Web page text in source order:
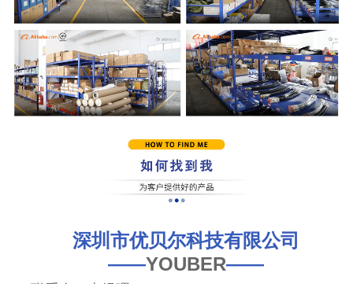
深圳市优贝尔科技有限公司
——YOUBER——